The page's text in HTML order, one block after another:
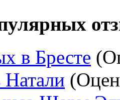
в Бресте
Натали